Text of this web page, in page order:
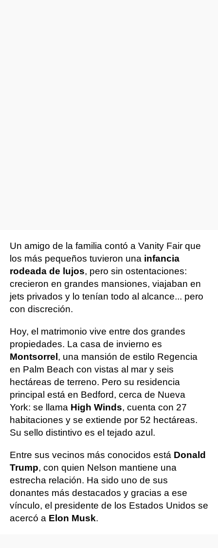
Un amigo de la familia contó a Vanity Fair que
los más pequeños tuvieron una infancia
rodeada de lujos, pero sin ostentaciones:
crecieron en grandes mansiones, viajaban en
jets privados y lo tenían todo al alcance... pero
con discreción.
Hoy, el matrimonio vive entre dos grandes
propiedades. La casa de invierno es
Montsorrel , una mansión de estilo Regencia
en Palm Beach con vistas al mar y seis
hectáreas de terreno. Pero su residencia
principal está en Bedford, cerca de Nueva
York: se llama High Winds, cuenta con 27
habitaciones y se extiende por 52 hectáreas.
Su sello distintivo es el tejado azul.
Entre sus vecinos más conocidos está Donald
Trump, con quien Nelson mantiene una
estrecha relación. Ha sido uno de sus
donantes más destacados y gracias a ese
vínculo, el presidente de los Estados Unidos se
acercó a Elon Musk.